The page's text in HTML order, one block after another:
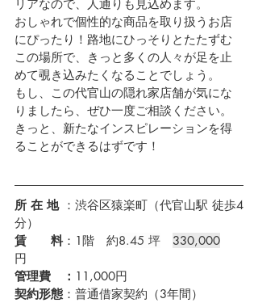
リアなので、人通りも見込めます。
おしゃれで個性的な商品を取り扱うお店
にぴったり！路地にひっそりとたたずむ
この場所で、きっと多くの人々が足を止
めて覗き込みたくなることでしょう。
もし、この代官山の隠れ家店舗が気にな
りましたら、ぜひ一度ご相談ください。
きっと、新たなインスピレーションを得
ることができるはずです！
所 在 地 ：渋谷区猿楽町（代官山駅 徒歩4
分）
賃　　料 ：1階　約8.45 坪
330,000
円
管理費　： 11,000円
契約形態 ：普通借家契約（3年間）